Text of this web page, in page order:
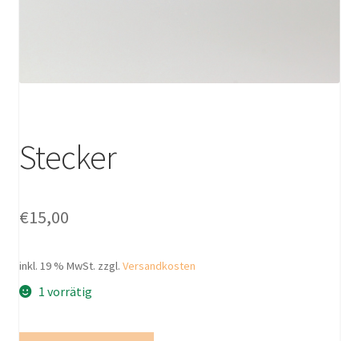
Stecker
€15,00
inkl. 19 % MwSt. zzgl. Versandkosten
1 vorrätig